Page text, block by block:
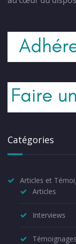
Catégories
Articles et
Articles
Interviews
Témoignages